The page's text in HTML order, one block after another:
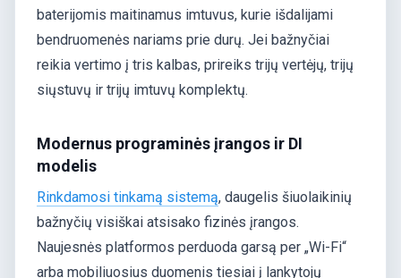
baterijomis maitinamus imtuvus, kurie išdalijami
bendruomenės nariams prie durų. Jei bažnyčiai
reikia vertimo į tris kalbas, prireiks trijų vertėjų, trijų
siųstuvų ir trijų imtuvų komplektų.
Modernus programinės įrangos ir DI
modelis
Rinkdamosi tinkamą sistemą, daugelis šiuolaikinių
bažnyčių visiškai atsisako fizinės įrangos.
Naujesnės platformos perduoda garsą per „Wi-Fi“
arba mobiliuosius duomenis tiesiai į lankytojų